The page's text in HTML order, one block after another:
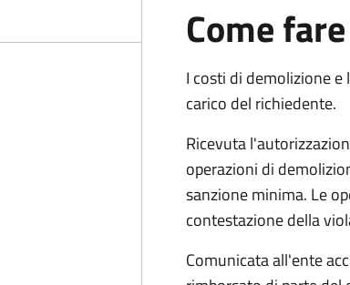
Come fare
I costi di demolizione
carico del richiedente.
Ricevuta
operazioni di
sanzione minima. Le
contestazione della
Comunicata all'ente